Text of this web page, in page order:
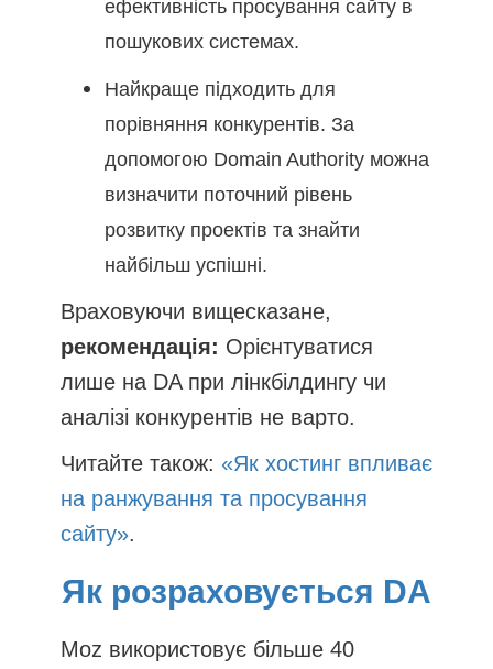
ефективність просування сайту в
пошукових системах.
Найкраще підходить для
порівняння конкурентів. За
допомогою Domain Authority можна
визначити поточний рівень
розвитку проектів та знайти
найбільш успішні.
Враховуючи вищесказане,
рекомендація: Орієнтуватися
лише на DA при лінкбілдингу чи
аналізі конкурентів не варто.
Читайте також: «Як хостинг впливає
на ранжування та просування
сайту».
Як розраховується DA
Moz використовує більше 40